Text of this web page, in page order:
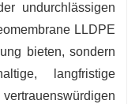
undurchlässigen
LLDPE
bieten, sondern
langfristige